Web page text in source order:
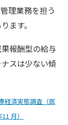
理業務を担う
ます。
報酬型の給与
スは少ない傾
経済実態調査（医
月）